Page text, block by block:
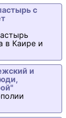
с
в Каире и
и